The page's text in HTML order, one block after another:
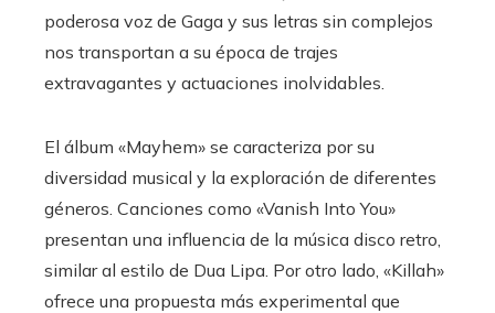
poderosa voz de Gaga y sus letras sin complejos
nos transportan a su época de trajes
extravagantes y actuaciones inolvidables.
El álbum «Mayhem» se caracteriza por su
diversidad musical y la exploración de diferentes
géneros. Canciones como «Vanish Into You»
presentan una influencia de la música disco retro,
similar al estilo de Dua Lipa. Por otro lado, «Killah»
ofrece una propuesta más experimental que